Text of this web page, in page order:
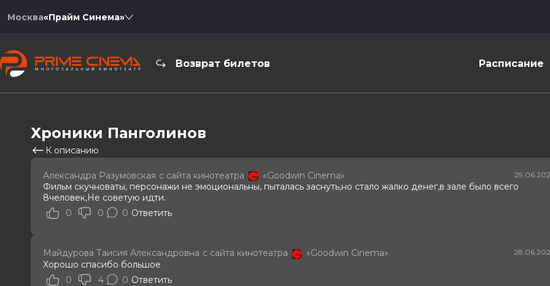
Москва«Прайм Синема»
Возврат билетов Расписание
Хроники Панголинов
К описанию
Александра Разумовская с сайта кинотеатра «Goodwin Cinema»
Фильм скучноваты, персонажи не эмоциональны, пыталась заснуть,но стало жалко денег,в зале было всего
8человек,Не советую идти.
0
0 0 Ответить
Майдурова Таисия Александровна с сайта кинотеатра «Goodwin Cinema»
Хорошо спасибо большое
0
4 0 Ответить